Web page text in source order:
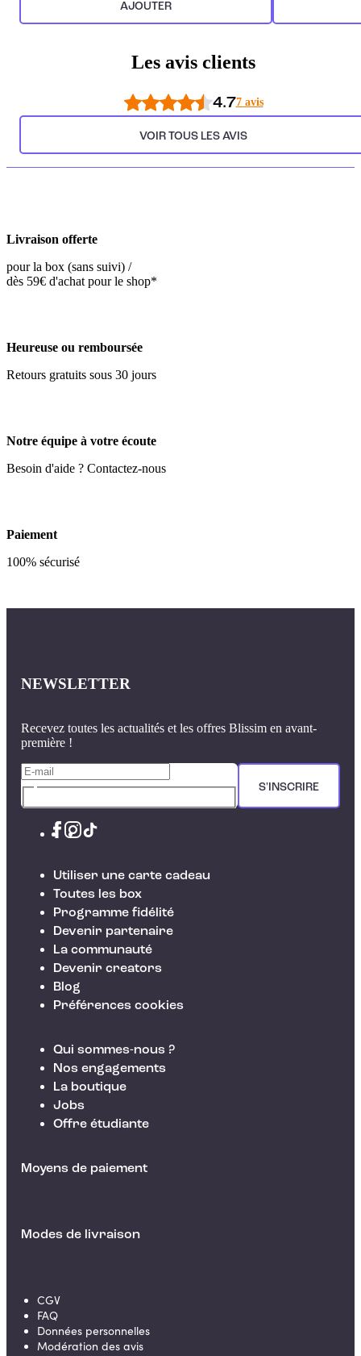
AJOUTER
Les avis clients
4.77 avis
VOIR TOUS LES AVIS
Livraison offerte
pour la box (sans suivi) /
dès 59€ d'achat pour le shop*
Heureuse ou remboursée
Retours gratuits sous 30 jours
Notre équipe à votre écoute
Besoin d'aide ? Contactez-nous
Paiement
100% sécurisé
NEWSLETTER
Recevez toutes les actualités et les offres Blissim en avant-
première !
S'INSCRIRE
Utiliser une carte cadeau
Toutes les box
Programme fidélité
Devenir partenaire
La communauté
Devenir creators
Blog
Préférences cookies
Qui sommes-nous ?
Nos engagements
La boutique
Jobs
Offre étudiante
Moyens de paiement
Modes de livraison
CGV
FAQ
Données personnelles
Modération des avis